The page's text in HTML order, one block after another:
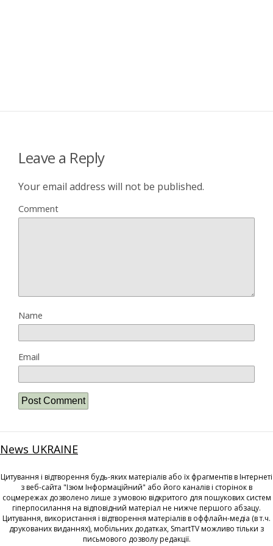
Leave a Reply
Your email address will not be published.
Comment
Name
Email
News UKRAINE
Цитування і відтворення будь-яких матеріалів або їх фрагментів в Інтернеті
з веб-сайта "Ізюм Інформаційний" або його каналів і сторінок в
соцмережах дозволено лише з умовою відкритого для пошукових систем
гіперпосилання на відповідний матеріал не нижче першого абзацу.
Цитування, використання і відтворення матеріалів в оффлайн-медіа (в т.ч.
друкованих виданнях), мобільних додатках, SmartTV можливо тільки з
письмового дозволу редакції.